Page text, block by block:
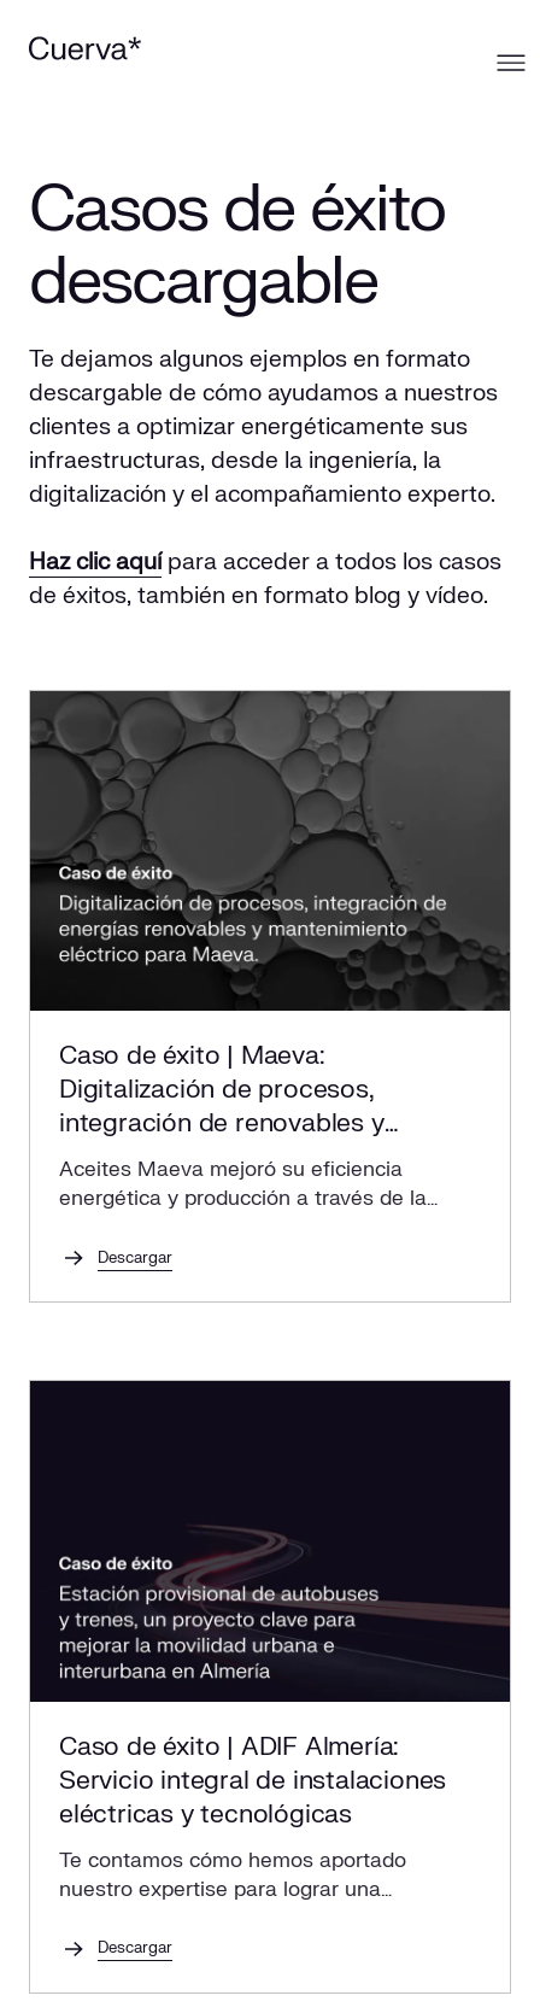
Responsabilidad social
Qué ofrecemos
Comercialización
Innovación
Comunidad
Casos de éxito
Contacto
Casos de éxito
descargable
Te dejamos algunos ejemplos en formato
descargable de cómo ayudamos a nuestros
clientes a optimizar energéticamente sus
infraestructuras, desde la ingeniería, la
digitalización y el acompañamiento experto.
Haz clic aquípara acceder a todos los casos
de éxitos, también en formato blog y vídeo.
Caso de éxito | Maeva:
Digitalización de procesos,
integración de renovables y
mantenimiento avanzado
Aceites Maeva mejoró su eficiencia
energética y producción a través de la
nuestra solución integral.
Descargar
Caso de éxito | ADIF Almería:
Servicio integral de instalaciones
eléctricas y tecnológicas
Te contamos cómo hemos aportado
nuestro expertise para lograr una
sostenible.
Descargar